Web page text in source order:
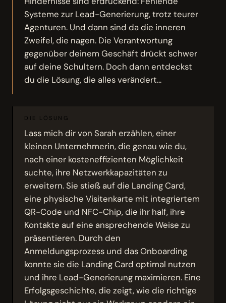
Systeme zur Lead-Generierung, trotz teurer
Agenturen. Und dann sind da die inneren
Zweifel, die nagen. Die Verantwortung
gegenüber deinem Geschäft drückt schwer
auf deine Schultern. Doch dann entdeckst
du die Lösung, die alles verändert...
DIE LÖSUNG
Lass mich dir von Sarah erzählen, einer
kleinen Unternehmerin, die genau wie du,
nach einer kosteneffizienten Möglichkeit
suchte, ihre Netzwerkkapazitäten zu
erweitern. Sie stieß auf die Landing Card,
eine physische Visitenkarte mit integriertem
QR-Code und NFC-Chip, die ihr half, ihre
Kontakte auf eine ansprechende Weise zu
präsentieren. Durch den
Anmeldungsprozess und das Onboarding
konnte sie die Landing Card optimal nutzen
und ihre Lead-Generierung maximieren. Eine
Erfolgsgeschichte, die zeigt, wie die richtige